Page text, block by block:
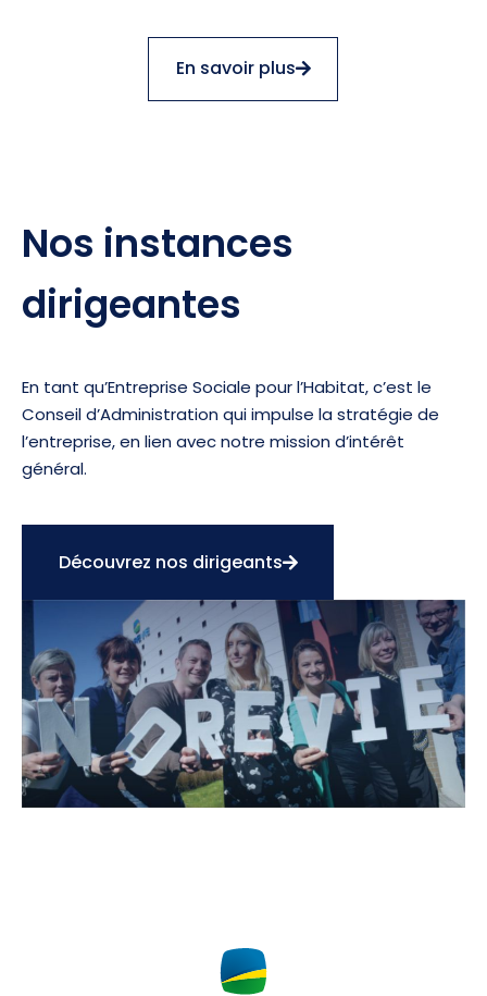
En savoir plus
Nos instances
dirigeantes
En tant qu’Entreprise Sociale pour l’Habitat, c’est le
Conseil d’Administration qui impulse la stratégie de
l’entreprise, en lien avec notre mission d’intérêt
général.
Découvrez nos dirigeants